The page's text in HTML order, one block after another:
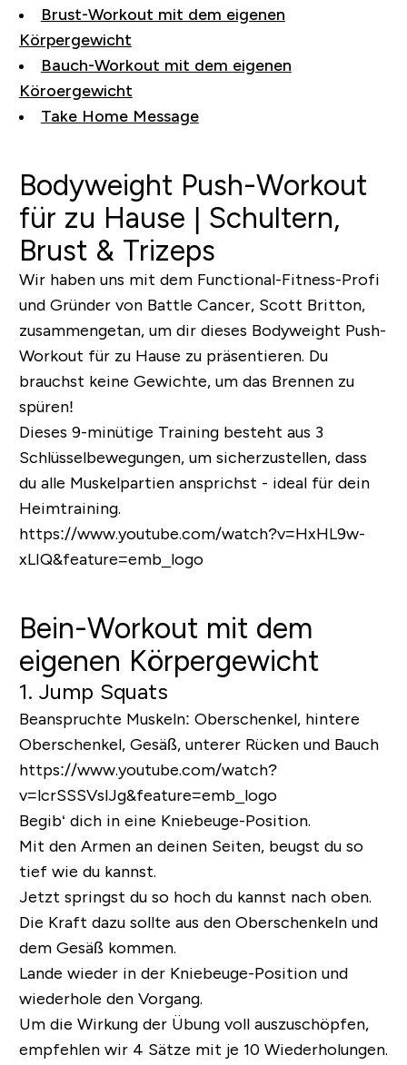
Brust-Workout mit dem eigenen
Körpergewicht
Bauch-Workout mit dem eigenen
Köroergewicht
Take Home Message
Bodyweight Push-Workout
für zu Hause | Schultern,
Brust & Trizeps
Wir haben uns mit dem Functional-Fitness-Profi
und Gründer von Battle Cancer, Scott Britton,
zusammengetan, um dir dieses Bodyweight Push-
Workout für zu Hause zu präsentieren. Du
brauchst keine Gewichte, um das Brennen zu
spüren!
Dieses 9-minütige Training besteht aus 3
Schlüsselbewegungen, um sicherzustellen, dass
du alle Muskelpartien ansprichst - ideal für dein
Heimtraining.
https://www.youtube.com/watch?v=HxHL9w-
xLIQ&feature=emb_logo
Bein-Workout mit dem
eigenen Körpergewicht
1. Jump Squats
Beanspruchte Muskeln: Oberschenkel, hintere
Oberschenkel, Gesäß, unterer Rücken und Bauch
https://www.youtube.com/watch?
v=lcrSSSVslJg&feature=emb_logo
Begib‘ dich in eine Kniebeuge-Position.
Mit den Armen an deinen Seiten, beugst du so
tief wie du kannst.
Jetzt springst du so hoch du kannst nach oben.
Die Kraft dazu sollte aus den Oberschenkeln und
dem Gesäß kommen.
Lande wieder in der Kniebeuge-Position und
wiederhole den Vorgang.
Um die Wirkung der Übung voll auszuschöpfen,
empfehlen wir 4 Sätze mit je 10 Wiederholungen.